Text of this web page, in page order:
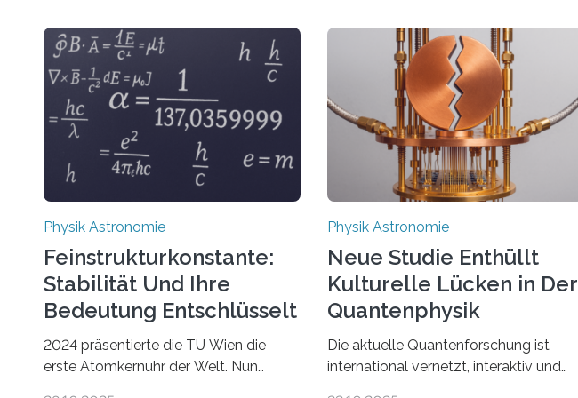
Physik Astronomie
Feinstrukturkonstante:
Stabilität Und Ihre
Bedeutung Entschlüsselt
2024 präsentierte die TU Wien die
erste Atomkernuhr der Welt. Nun
Physik Astronomie
Neue Studie Enthüllt
Kulturelle Lücken in Der
Quantenphysik
Die aktuelle Quantenforschung ist
international vernetzt, interaktiv und